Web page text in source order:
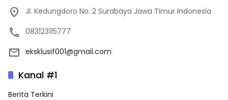
Jl. Kedungdoro No. 2 Surabaya Jawa Timur Indonesia
083123115777
eksklusif001@gmail.com
Kanal #1
Berita Terkini